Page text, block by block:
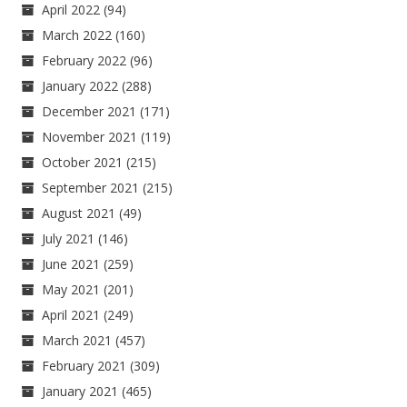
April 2022 (94)
March 2022 (160)
February 2022 (96)
January 2022 (288)
December 2021 (171)
November 2021 (119)
October 2021 (215)
September 2021 (215)
August 2021 (49)
July 2021 (146)
June 2021 (259)
May 2021 (201)
April 2021 (249)
March 2021 (457)
February 2021 (309)
January 2021 (465)